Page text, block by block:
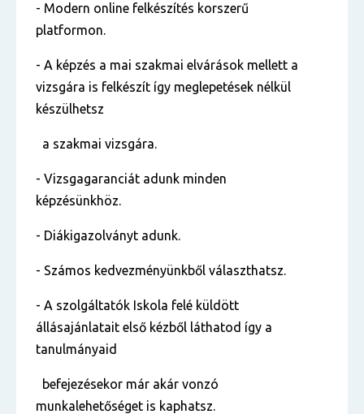
- Modern online felkészítés korszerű
platformon.
- A képzés a mai szakmai elvárások mellett a
vizsgára is felkészít így meglepetések nélkül
készülhetsz
a szakmai vizsgára.
- Vizsgagaranciát adunk minden
képzésünkhöz.
- Diákigazolványt adunk.
- Számos kedvezményünkből választhatsz.
- A szolgáltatók Iskola felé küldött
állásajánlatait első kézből láthatod így a
tanulmányaid
befejezésekor már akár vonzó
munkalehetőséget is kaphatsz.